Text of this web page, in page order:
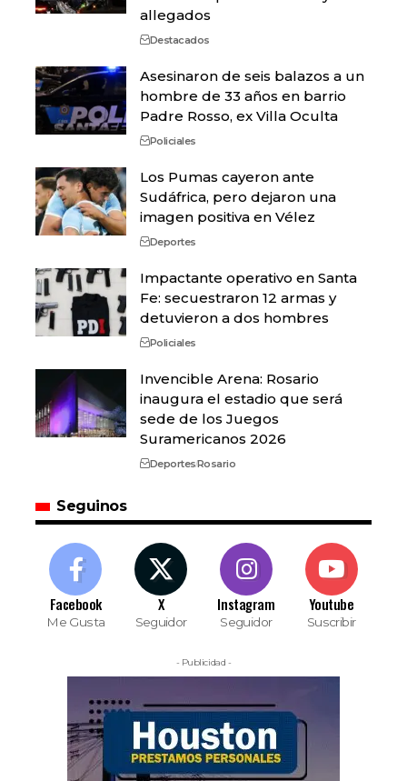
allegados
Destacados
Asesinaron de seis balazos a un
hombre de 33 años en barrio
Padre Rosso, ex Villa Oculta
Policiales
Los Pumas cayeron ante
Sudáfrica, pero dejaron una
imagen positiva en Vélez
Deportes
Impactante operativo en Santa
Fe: secuestraron 12 armas y
detuvieron a dos hombres
Policiales
Invencible Arena: Rosario
inaugura el estadio que será
sede de los Juegos
Suramericanos 2026
DeportesRosario
Seguinos
Facebook
Me Gusta
X
Seguidor
Instagram
Seguidor
Youtube
Suscribir
- Publicidad -